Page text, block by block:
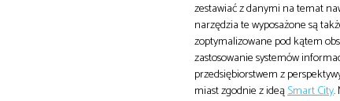
zestawiać z danymi na temat
narzędzia te wyposażone są
zoptymalizowane pod kątem
zastosowanie systemów
przedsiębiorstwem z
miast zgodnie z ideąSmart City.